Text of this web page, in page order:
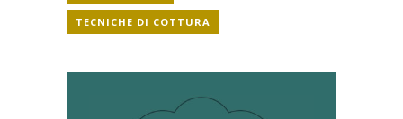
TECNICHE DI COTTURA